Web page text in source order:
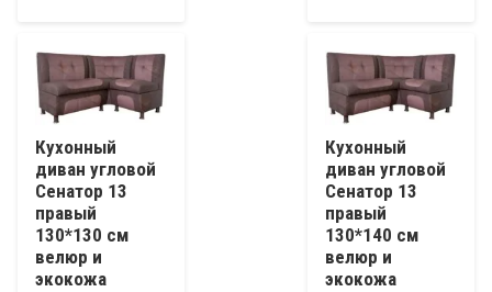
Кухонный
диван угловой
Сенатор 13
правый
130*130 см
велюр и
экокожа
Кухонный
диван угловой
Сенатор 13
правый
130*140 см
велюр и
экокожа